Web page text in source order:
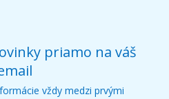
priamo na váš
vždy medzi prvými